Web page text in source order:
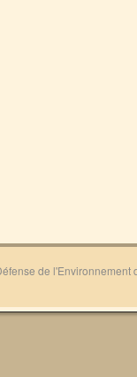
de l'Environnement